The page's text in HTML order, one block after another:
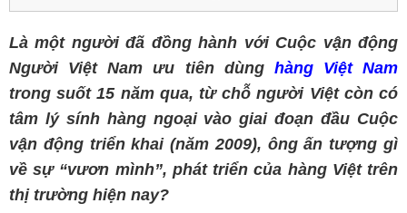
Là một người đã đồng hành với Cuộc vận động
Người Việt Nam ưu tiên dùng hàng Việt Nam
trong suốt 15 năm qua, từ chỗ người Việt còn có
tâm lý sính hàng ngoại vào giai đoạn đầu Cuộc
vận động triển khai (năm 2009), ông ấn tượng gì
về sự “vươn mình”, phát triển của hàng Việt trên
thị trường hiện nay?